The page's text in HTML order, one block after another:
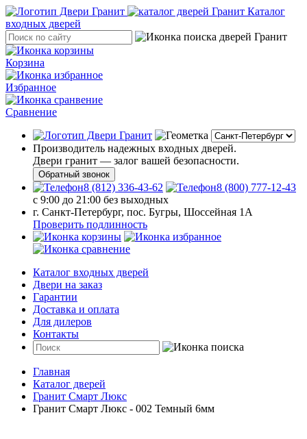
Каталог
входных дверей
Корзина
Избранное
Сравнение
Производитель надежных входных дверей.
Двери гранит — залог вашей безопасности.
Обратный звонок
8 (812) 336-43-62
8 (800) 777-12-43
с 9:00 до 21:00 без выходных
г. Санкт-Петербург, пос. Бугры, Шоссейная 1А
Проверить подлинность
Каталог входных дверей
Двери на заказ
Гарантии
Доставка и оплата
Для дилеров
Контакты
Главная
Каталог дверей
Гранит Смарт Люкс
Гранит Смарт Люкс - 002 Темный 6мм